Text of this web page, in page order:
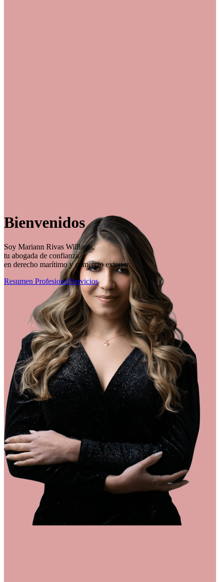
Bienvenidos
Soy Mariann Rivas Williams,
tu abogada de confianza
en derecho marítimo y comercio exterior.
Resumen ProfesionalServicios